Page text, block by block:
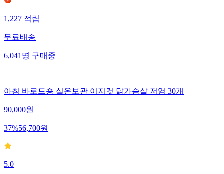
1,227적립
무료배송
6,041명구매중
아침 바로드숑 실온보관 이지컷 닭가슴살 저염 30개
90,000원
37%56,700원
5.0